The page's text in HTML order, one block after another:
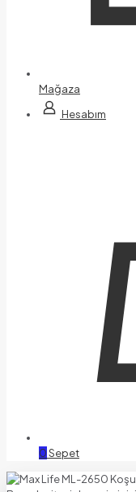
Mağaza
Hesabım
0Sepet